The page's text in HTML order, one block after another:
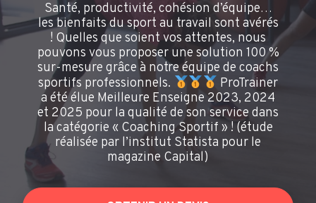
Santé, productivité, cohésion d’équipe…
les bienfaits du sport au travail sont avérés
! Quelles que soient vos attentes, nous
pouvons vous proposer une solution 100 %
sur-mesure grâce à notre équipe de coachs
sportifs professionnels.
ProTrainer
a été élue Meilleure Enseigne 2023, 2024
et 2025 pour la qualité de son service dans
la catégorie « Coaching Sportif » ! (étude
réalisée par l’institut Statista pour le
magazine Capital)